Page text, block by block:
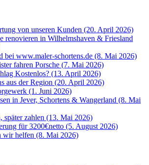
von unseren Kunden (20. April 2026)
renovieren in Wilhelmshaven & Friesland
bei www.maler-schortens.de (8. Mai 2026)
fahren Porsche (7. Mai 2026)
Kostenlos? (13. April 2026)
aus der Region (20. April 2026)
(1. Juni 2026)
in Jever, Schortens & Wangerland (8. Mai
später zahlen (13. Mai 2026)
für 3200€netto (5. August 2026)
wir helfen (8. Mai 2026)